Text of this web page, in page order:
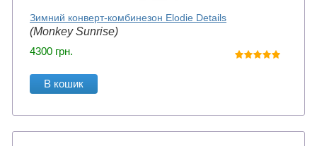
Зимний конверт-комбинезон Elodie Details
(Monkey Sunrise)
4300 грн.
В кошик